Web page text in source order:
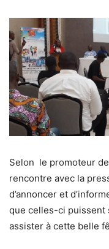
Selon le promoteur
rencontre avec la
d’annoncer et
que celles-ci puissent
assister à cette belle